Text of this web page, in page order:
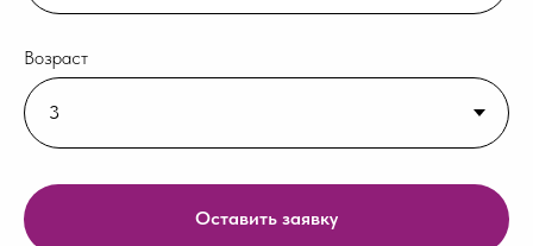
Возраст
Оставить заявку